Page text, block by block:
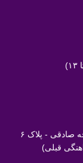
: خ اجاره دار - کوچه شایقی - کوچه صادقی - پلاک ۶